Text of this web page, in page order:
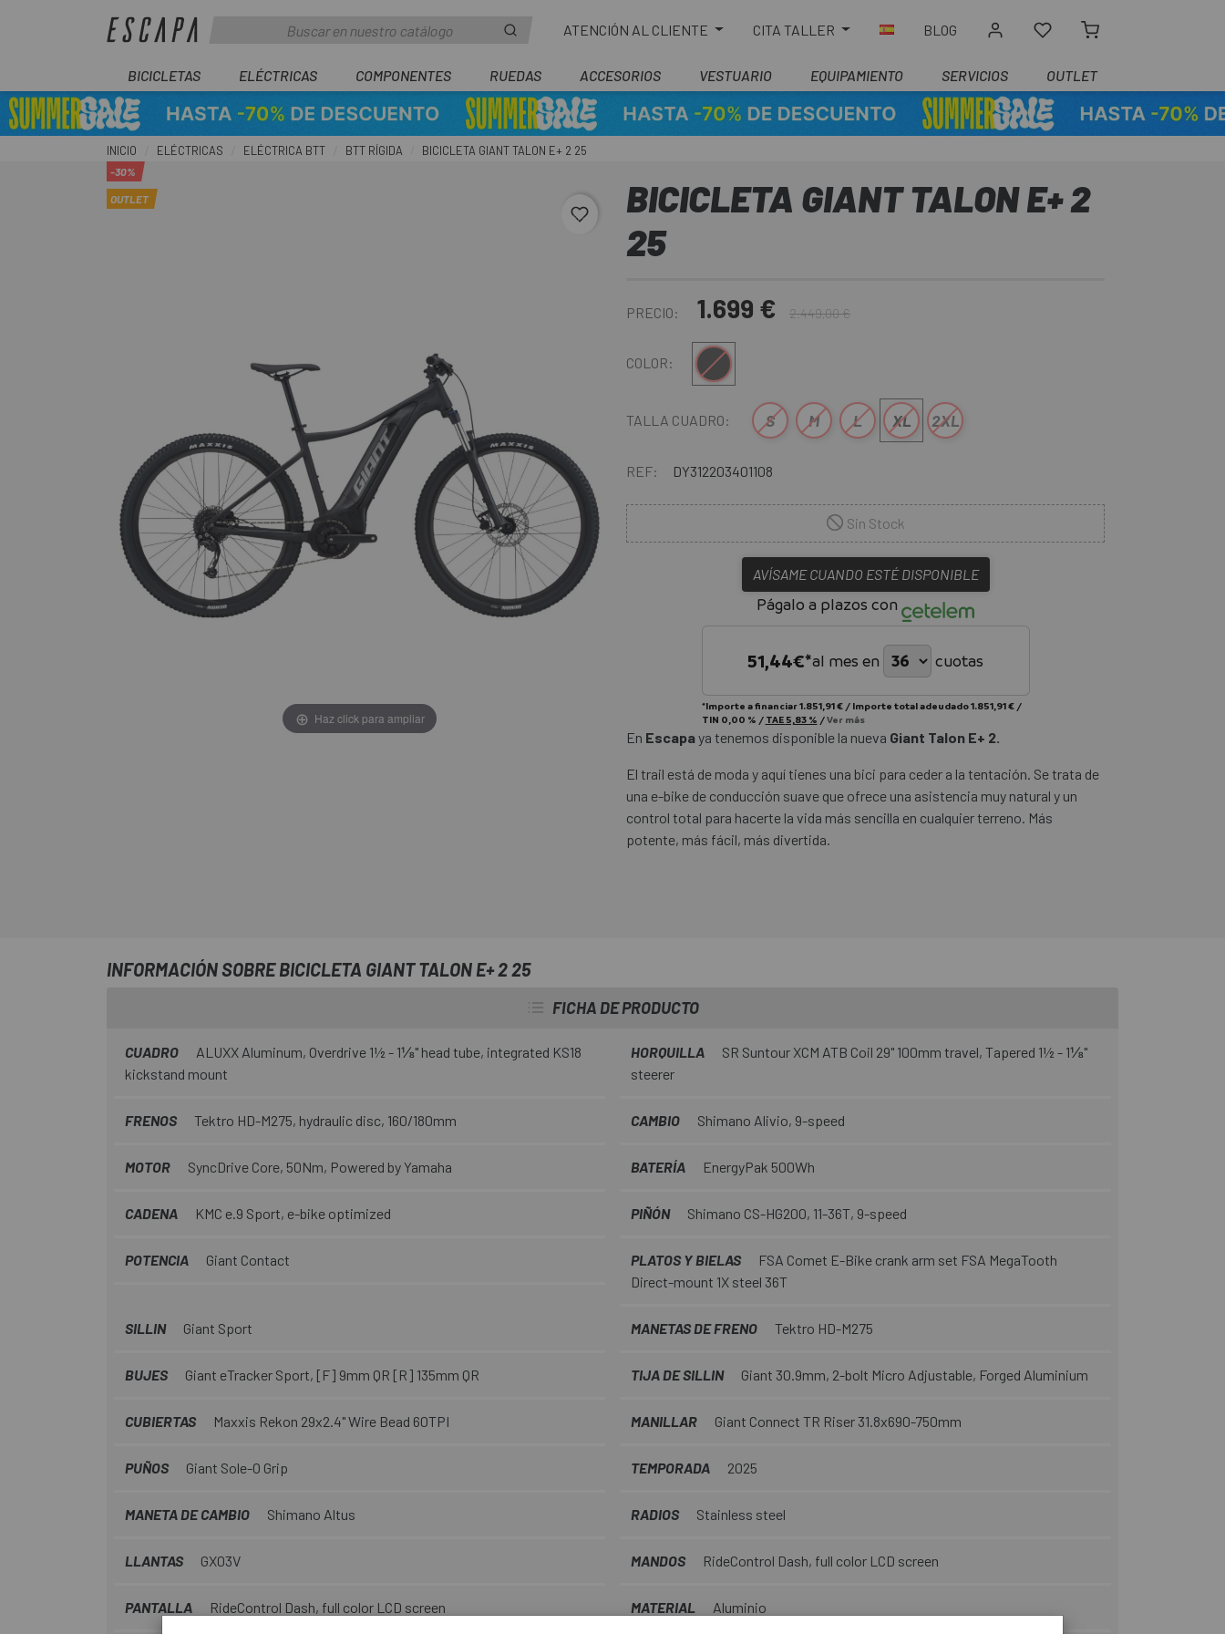
ATENCIÓN AL CLIENTE CITA TALLER BLOG
BICICLETAS ELÉCTRICAS COMPONENTES RUEDAS ACCESORIOS VESTUARIO EQUIPAMIENTO SERVICIOS OUTLET
INICIO ELÉCTRICAS ELÉCTRICA BTT BTT RÍGIDA BICICLETA GIANT TALON E+ 2 25
favorite_border
-30%
OUTLET
Haz click para ampliar
BICICLETA GIANT TALON E+ 2
25
PRECIO: 1.699 € 2.449,00 €
COLOR: Negro
TALLA CUADRO: S M L XL 2XL
REF: DY312203401108
Sin Stock
AVÍSAME CUANDO ESTÉ DISPONIBLE
Págalo a plazos con
51,44€*al mes en cuotas
*Importe a financiar1.851,91 € / Importe total adeudado1.851,91 €/
TIN 0,00 % / TAE 5,83 % /Ver más
En Escapaya tenemos disponible la nueva Giant Talon E+ 2.
El trail está de moda y aquí tienes una bici para ceder a la tentación. Se trata de
una e-bike de conducción suave que ofrece una asistencia muy natural y un
control total para hacerte la vida más sencilla en cualquier terreno. Más
potente, más fácil, más divertida.
INFORMACIÓN SOBRE BICICLETA GIANT TALON E+ 2 25
FICHA DE PRODUCTO
CUADRO
ALUXX Aluminum, Overdrive 1½ - 1⅛" head tube, integrated KS18
kickstand mount
HORQUILLA
SR Suntour XCM ATB Coil 29" 100mm travel, Tapered 1½ - 1⅛"
steerer
FRENOS Tektro HD-M275, hydraulic disc, 160/180mm CAMBIO Shimano Alivio, 9-speed
MOTOR SyncDrive Core, 50Nm, Powered by Yamaha BATERÍA EnergyPak 500Wh
CADENA KMC e.9 Sport, e-bike optimized PIÑÓN Shimano CS-HG200, 11-36T, 9-speed
POTENCIA Giant Contact PLATOS Y BIELAS
FSA Comet E-Bike crank arm set FSA MegaTooth
Direct-mount 1X steel 36T
SILLIN Giant Sport MANETAS DE FRENO Tektro HD-M275
BUJES Giant eTracker Sport, [F] 9mm QR [R] 135mm QR TIJA DE SILLIN Giant 30.9mm, 2-bolt Micro Adjustable, Forged Aluminium
CUBIERTAS Maxxis Rekon 29x2.4" Wire Bead 60TPI MANILLAR Giant Connect TR Riser 31.8x690-750mm
PUÑOS Giant Sole-O Grip TEMPORADA 2025
MANETA DE CAMBIO Shimano Altus RADIOS Stainless steel
LLANTAS GX03V MANDOS RideControl Dash, full color LCD screen
PANTALLA RideControl Dash, full color LCD screen MATERIAL Aluminio